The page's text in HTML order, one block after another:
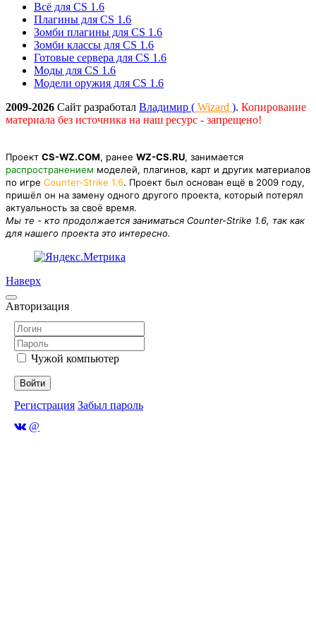
Всё для CS 1.6
Плагины для CS 1.6
Зомби плагины для CS 1.6
Зомби классы для CS 1.6
Готовые сервера для CS 1.6
Моды для CS 1.6
Модели оружия для CS 1.6
2009-2026 Сайт разработал Владимир ( Wizard ). Копирование
материала без источника на наш ресурс - запрещено!
Проект CS-WZ.COM, ранее WZ-CS.RU, занимается
распространением моделей, плагинов, карт и других материалов
по игре Counter-Strike 1.6. Проект был основан ещё в 2009 году,
пришёл он на замену одного другого проекта, который потерял
актуальность за своё время.
Мы те - кто продолжается заниматься Counter-Strike 1.6, так как
для нашего проекта это интересно.
Наверх
Авторизация
Чужой компьютер
Войти
Регистрация Забыл пароль
@